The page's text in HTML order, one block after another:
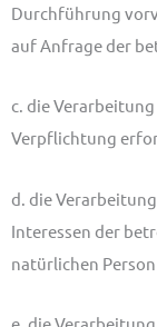
Durchführung
auf Anfrage der
c. die
Verpflichtung
d. die
Interessen der
natürlichen